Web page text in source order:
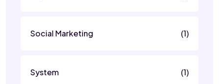
Social Marketing (1)
System (1)